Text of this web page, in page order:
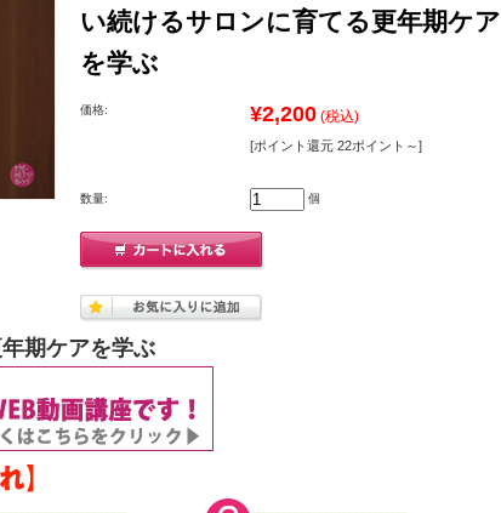
い続けるサロンに育てる更年期ケア
を学ぶ
価格: ¥2,200 (税込)
[ポイント還元 22ポイント～]
数量: 個
期ケアを学ぶ